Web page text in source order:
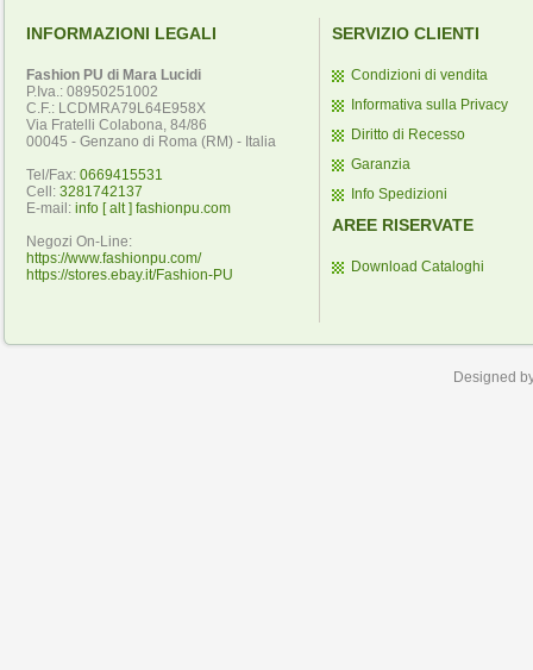
INFORMAZIONI LEGALI
Fashion PU di Mara Lucidi
P.Iva.: 08950251002
C.F.: LCDMRA79L64E958X
Via Fratelli Colabona, 84/86
00045 - Genzano di Roma (RM) - Italia
Tel/Fax: 0669415531
Cell: 3281742137
E-mail: info [ alt ] fashionpu.com
Negozi On-Line:
https://www.fashionpu.com/
https://stores.ebay.it/Fashion-PU
SERVIZIO CLIENTI
Condizioni di vendita
Informativa sulla Privacy
Diritto di Recesso
Garanzia
Info Spedizioni
AREE RISERVATE
Download Cataloghi
Designed